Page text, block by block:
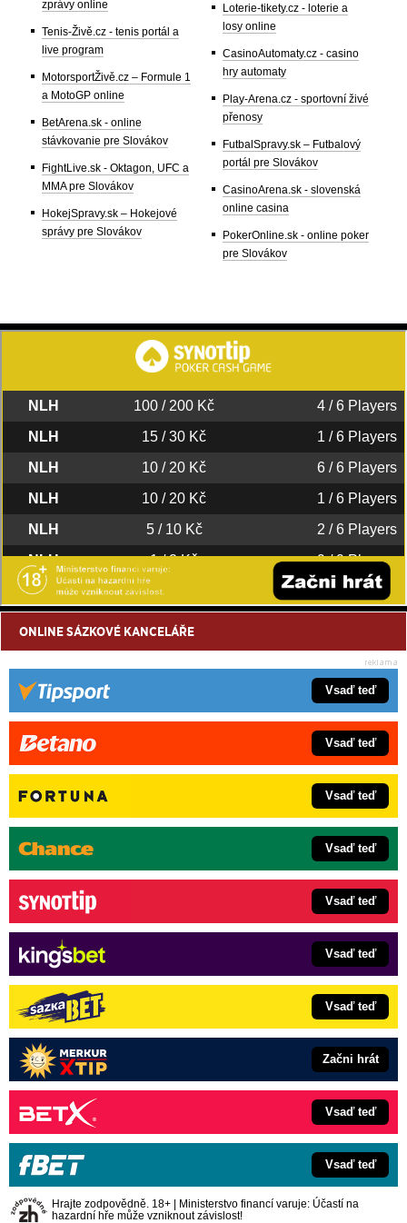
zprávy online
Tenis-Živě.cz - tenis portál a
live program
MotorsportŽivě.cz – Formule 1
a MotoGP online
BetArena.sk - online
stávkovanie pre Slovákov
FightLive.sk - Oktagon, UFC a
MMA pre Slovákov
HokejSpravy.sk – Hokejové
správy pre Slovákov
Loterie-tikety.cz - loterie a
losy online
CasinoAutomaty.cz - casino
hry automaty
Play-Arena.cz - sportovní živé
přenosy
FutbalSpravy.sk – Futbalový
portál pre Slovákov
CasinoArena.sk - slovenská
online casina
PokerOnline.sk - online poker
pre Slovákov
ONLINE SÁZKOVÉ KANCELÁŘE
Vsaď teď
Vsaď teď
Vsaď teď
Vsaď teď
Vsaď teď
Vsaď teď
Vsaď teď
Začni hrát
Vsaď teď
Vsaď teď
Hrajte zodpovědně. 18+ | Ministerstvo financí varuje: Účastí na
hazardní hře může vzniknout závislost!